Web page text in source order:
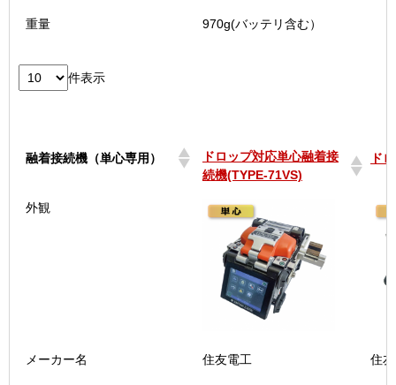
重量 970g(バッテリ含む）
件表示
融着接続機（単心専用）
ドロップ対応単心融着接
続機(TYPE-71VS)
ド
融着接続機（単心専用）
ドロップ対応単心融着接
続機(TYPE-71VS)
ド
外観
メーカー名 住友電工 住